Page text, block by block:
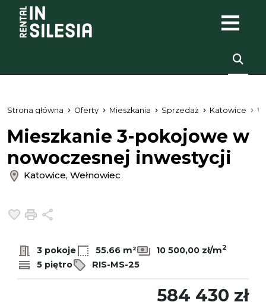
Strona główna Oferty Mieszkania Sprzedaż Katowice
Mieszkanie 3-pokojowe w
nowoczesnej inwestycji
Katowice, Wełnowiec
Dodaj do ulubionych
Drukuj
3 pokoje 55.66 m² 10 500,00 zł/m2
5 piętro RIS-MS-25
584 430 zł